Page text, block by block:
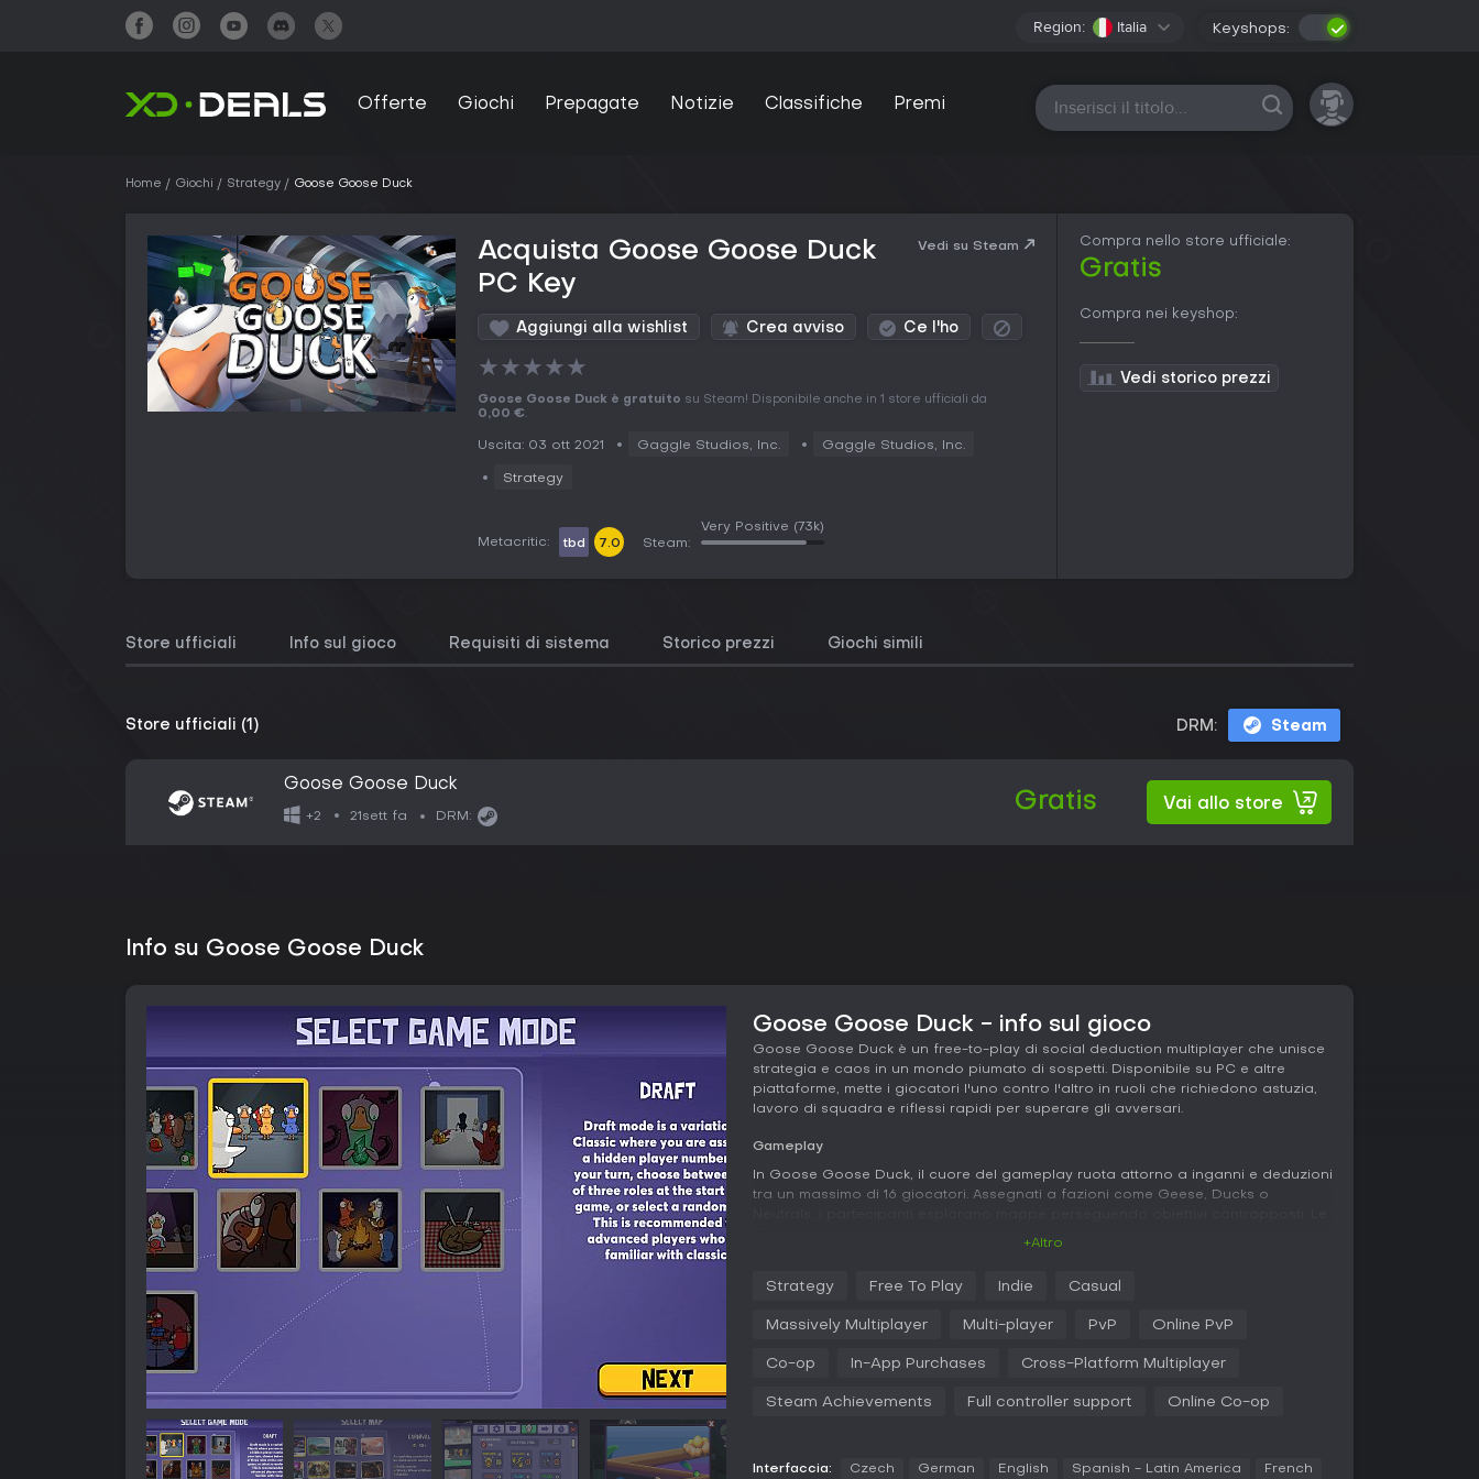
Region: Italia Keyshops:
Offerte Giochi Prepagate Notizie Classifiche Premi Tutte le piattaforme
Home Giochi Strategy Goose Goose Duck
Acquista Goose Goose Duck
PC Key
Vedi su Steam
Aggiungi alla wishlist Crea avviso Ce l'ho
★★★★★
Goose Goose Duck è gratuito su Steam! Disponibile anche in 1 store ufficiali da
0,00 €.
Uscita: 03 ott 2021 Gaggle Studios, Inc. Gaggle Studios, Inc.
Strategy
Metacritic: tbd 7.0 Steam:
Very Positive (73k)
Compra nello store ufficiale:
Gratis
Compra nei keyshop:
Vedi storico prezzi
Store ufficiali Info sul gioco Requisiti di sistema Storico prezzi Giochi simili
Store ufficiali (1) DRM: Steam
Goose Goose Duck
+2 21sett fa DRM:
Gratis Vai allo store
Info su Goose Goose Duck
Goose Goose Duck - info sul gioco
Goose Goose Duck è un free-to-play di social deduction multiplayer che unisce
strategia e caos in un mondo piumato di sospetti. Disponibile su PC e altre
piattaforme, mette i giocatori l'uno contro l'altro in ruoli che richiedono astuzia,
lavoro di squadra e riflessi rapidi per superare gli avversari.
Gameplay
In Goose Goose Duck, il cuore del gameplay ruota attorno a inganni e deduzioni
tra un massimo di 16 giocatori. Assegnati a fazioni come Geese, Ducks o
mimetizzano per non farsi scoprire. I Neutrals inseguono obiettivi unici che
l'imprevedibilità.
Le meccaniche puntano sul proximity voice chat, che permette la comunicazione
conciliaboli segreti. I sabotaggi obbligano le Geese a reagire in fretta, mentre i
ambientazioni diverse, da dimore infestate a stazioni spaziali, ognuna con
+Altro
Strategy Free To Play Indie Casual
Massively Multiplayer Multi-player PvP Online PvP
Co-op In-App Purchases Cross-Platform Multiplayer
Steam Achievements Full controller support Online Co-op
Interfaccia: Czech German English Spanish - Latin America French